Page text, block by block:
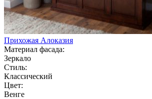
Прихожая Алоказия
Материал фасада:
Зеркало
Стиль:
Классический
Цвет:
Венге